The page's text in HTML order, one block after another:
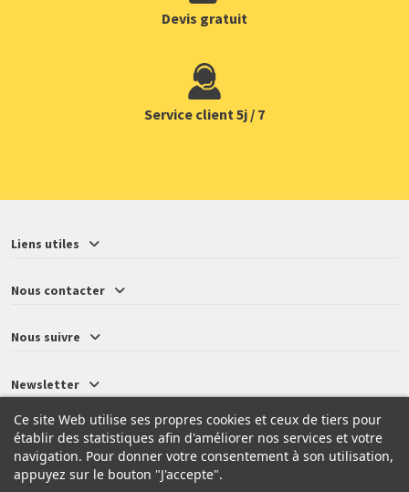
Devis gratuit
Service client 5j / 7
Liens utiles
Nous contacter
Ce site Web utilise ses propres cookies et ceux de tiers pour
établir des statistiques afin d'améliorer nos services et votre
navigation. Pour donner votre consentement à son utilisation,
appuyez sur le bouton "J'accepte".
Nous suivre
Newsletter
© 2026 - Neressy